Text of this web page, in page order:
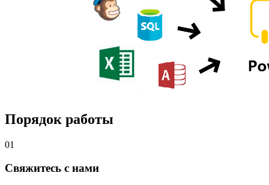
Порядок работы
01
Свяжитесь с нами